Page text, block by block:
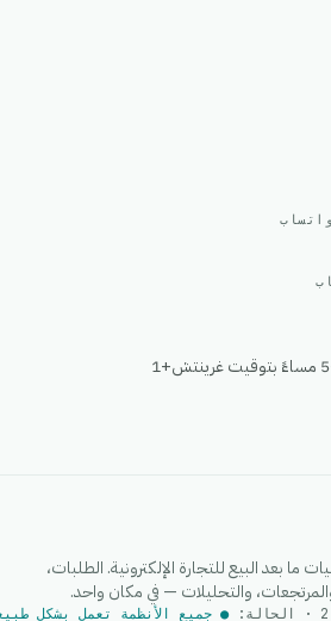
ما بعد البيع للتجارة الإلكترونية. الطلبات،
والتحليلات — في مكان واحد.
● جميع الأنظمة تعمل بشكل